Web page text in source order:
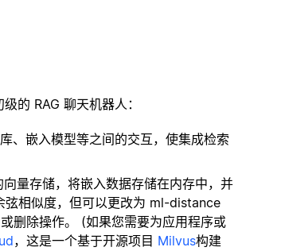
的 RAG 聊天机器人：
、嵌入模型等之间的交互，使集成检索
向量存储，将嵌入数据存储在内存中，并
弦相似度，但可以更改为 ml-distance
删除操作。 (如果您需要为应用程序或
，这是一个基于开源项目 Milvus构建